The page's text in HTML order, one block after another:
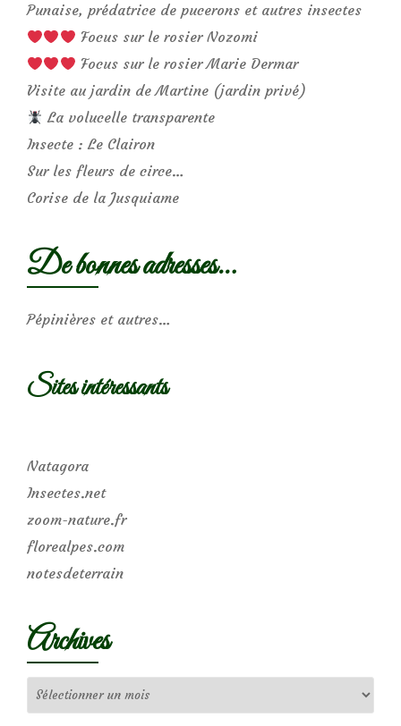
Punaise, prédatrice de pucerons et autres insectes
Focus sur le rosier Nozomi
Focus sur le rosier Marie Dermar
Visite au jardin de Martine (jardin privé)
La volucelle transparente
Insecte : Le Clairon
Sur les fleurs de circe…
Corise de la Jusquiame
De bonnes adresses…
Pépinières et autres…
Sites intéressants
Natagora
Insectes.net
zoom-nature.fr
florealpes.com
notesdeterrain
Archives